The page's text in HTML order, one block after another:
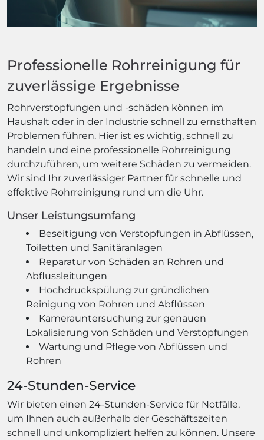
Professionelle Rohrreinigung für
zuverlässige Ergebnisse
Rohrverstopfungen und -schäden können im
Haushalt oder in der Industrie schnell zu ernsthaften
Problemen führen. Hier ist es wichtig, schnell zu
handeln und eine professionelle Rohrreinigung
durchzuführen, um weitere Schäden zu vermeiden.
Wir sind Ihr zuverlässiger Partner für schnelle und
effektive Rohrreinigung rund um die Uhr.
Unser Leistungsumfang
Beseitigung von Verstopfungen in Abflüssen,
Toiletten und Sanitäranlagen
Reparatur von Schäden an Rohren und
Abflussleitungen
Hochdruckspülung zur gründlichen
Reinigung von Rohren und Abflüssen
Kamerauntersuchung zur genauen
Lokalisierung von Schäden und Verstopfungen
Wartung und Pflege von Abflüssen und
Rohren
24-Stunden-Service
Wir bieten einen 24-Stunden-Service für Notfälle,
um Ihnen auch außerhalb der Geschäftszeiten
schnell und unkompliziert helfen zu können. Unsere